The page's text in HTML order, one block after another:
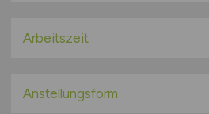
Home-Office möglich / Hybrid
Remote aus dem Ausland
Arbeitszeit
Teilzeit
Anstellungsform